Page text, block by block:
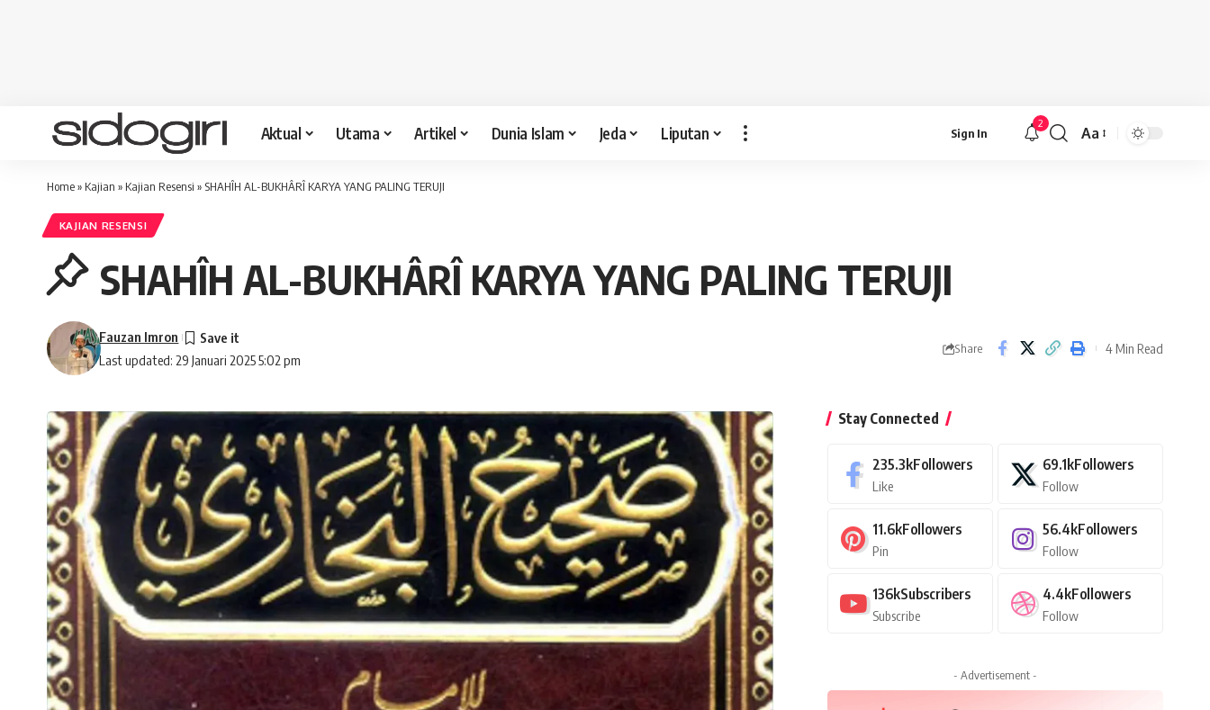
Aktual Utama Artikel Dunia Islam Jeda Liputan Sign In
2
Font
Aa
Home» Kajian » Kajian Resensi » SHAHÎH AL-BUKHÂRÎ KARYA YANG PALING TERUJI
KAJIAN RESENSI
SHAHÎH AL-BUKHÂRÎ KARYA YANG PALING TERUJI
Last updated: 29 Januari 2025 5:02 pm
Fauzan Imron
Share 4 Min Read
Stay Connected
235.3kFollowers
Like
69.1kFollowers
Follow
11.6kFollowers
Pin
56.4kFollowers
Follow
136kSubscribers
Subscribe
4.4kFollowers
Follow
- Advertisement -